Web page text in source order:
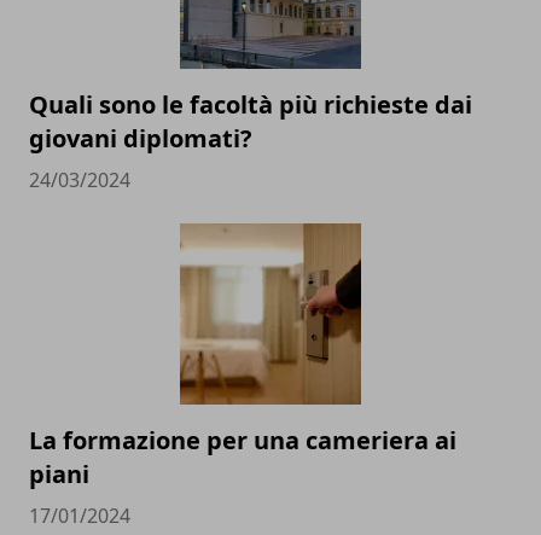
Quali sono le facoltà più richieste dai
giovani diplomati?
24/03/2024
La formazione per una cameriera ai
piani
17/01/2024